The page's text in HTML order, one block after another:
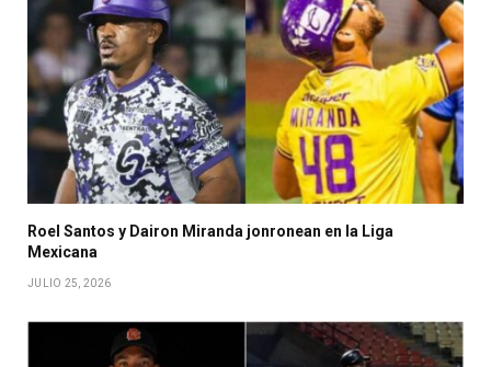
Roel Santos y Dairon Miranda jonronean en la Liga
Mexicana
JULIO 25, 2026